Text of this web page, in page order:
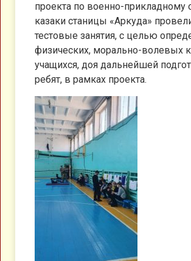
проекта по военно-прикладному
казаки станицы «Аркуда»
тестовые занятия, с целью
физических, морально-волевых
учащихся, доя дальнейшей
ребят, в рамках проекта.